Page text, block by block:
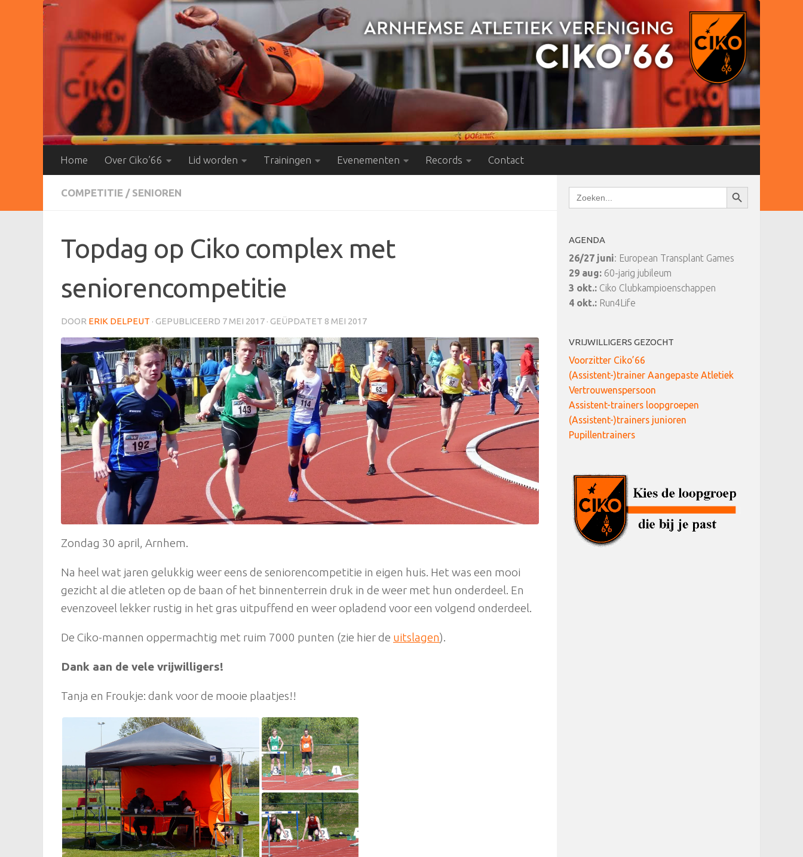
Doorgaan naar inhoud
Home Over Ciko’66 Lid worden Trainingen Evenementen Records Contact
COMPETITIE / SENIOREN
Topdag op Ciko complex met
seniorencompetitie
DOOR ERIK DELPEUT · GEPUBLICEERD 7 MEI 2017 · GEÜPDATET 8 MEI 2017
Zondag 30 april, Arnhem.
Na heel wat jaren gelukkig weer eens de seniorencompetitie in eigen huis. Het was een mooi
gezicht al die atleten op de baan of het binnenterrein druk in de weer met hun onderdeel. En
evenzoveel lekker rustig in het gras uitpuffend en weer opladend voor een volgend onderdeel.
De Ciko-mannen oppermachtig met ruim 7000 punten (zie hier de uitslagen).
Dank aan de vele vrijwilligers!
Tanja en Froukje: dank voor de mooie plaatjes!!
Zoek
naar:
Zoekknop
AGENDA
26/27 juni: European Transplant Games
29 aug: 60-jarig jubileum
3 okt.: Ciko Clubkampioenschappen
4 okt.: Run4Life
VRIJWILLIGERS GEZOCHT
Voorzitter Ciko’66
(Assistent-)trainer Aangepaste Atletiek
Vertrouwenspersoon
Assistent-trainers loopgroepen
(Assistent-)trainers junioren
Pupillentrainers